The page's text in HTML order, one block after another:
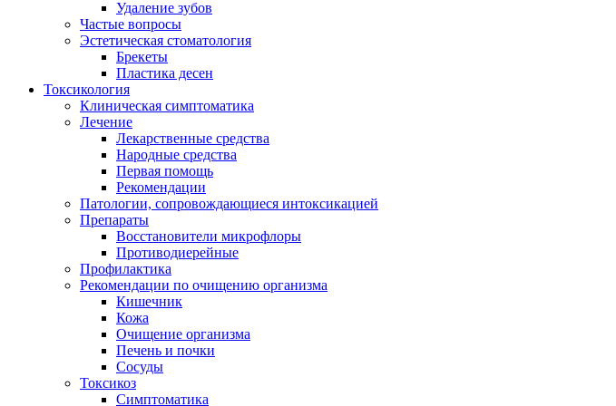
Удаление зубов
Частые вопросы
Эстетическая стоматология
Брекеты
Пластика десен
Токсикология
Клиническая симптоматика
Лечение
Лекарственные средства
Народные средства
Первая помощь
Рекомендации
Патологии, сопровождающиеся интоксикацией
Препараты
Восстановители микрофлоры
Противодиерейные
Профилактика
Рекомендации по очищению организма
Кишечник
Кожа
Очищение организма
Печень и почки
Сосуды
Токсикоз
Cимптоматика